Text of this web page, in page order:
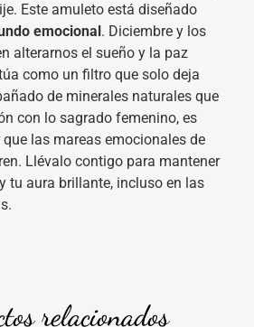
Este amuleto está diseñado
emocional . Diciembre y los
alterarnos el sueño y la paz
como un filtro que solo deja
de minerales naturales que
con lo sagrado femenino, es
las mareas emocionales de
Llévalo contigo para mantener
tu aura brillante, incluso en las
relacionados